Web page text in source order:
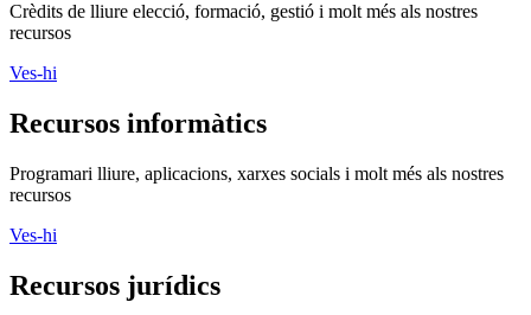
Crèdits de lliure elecció, formació, gestió i molt més als nostres
recursos
Ves-hi
Recursos informàtics
Programari lliure, aplicacions, xarxes socials i molt més als nostres
recursos
Ves-hi
Recursos jurídics